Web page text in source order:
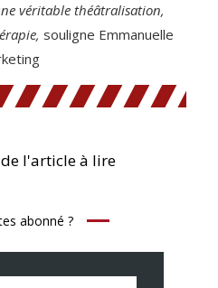
véritable théâtralisation,
souligne Emmanuelle
l'article à lire
abonné ?